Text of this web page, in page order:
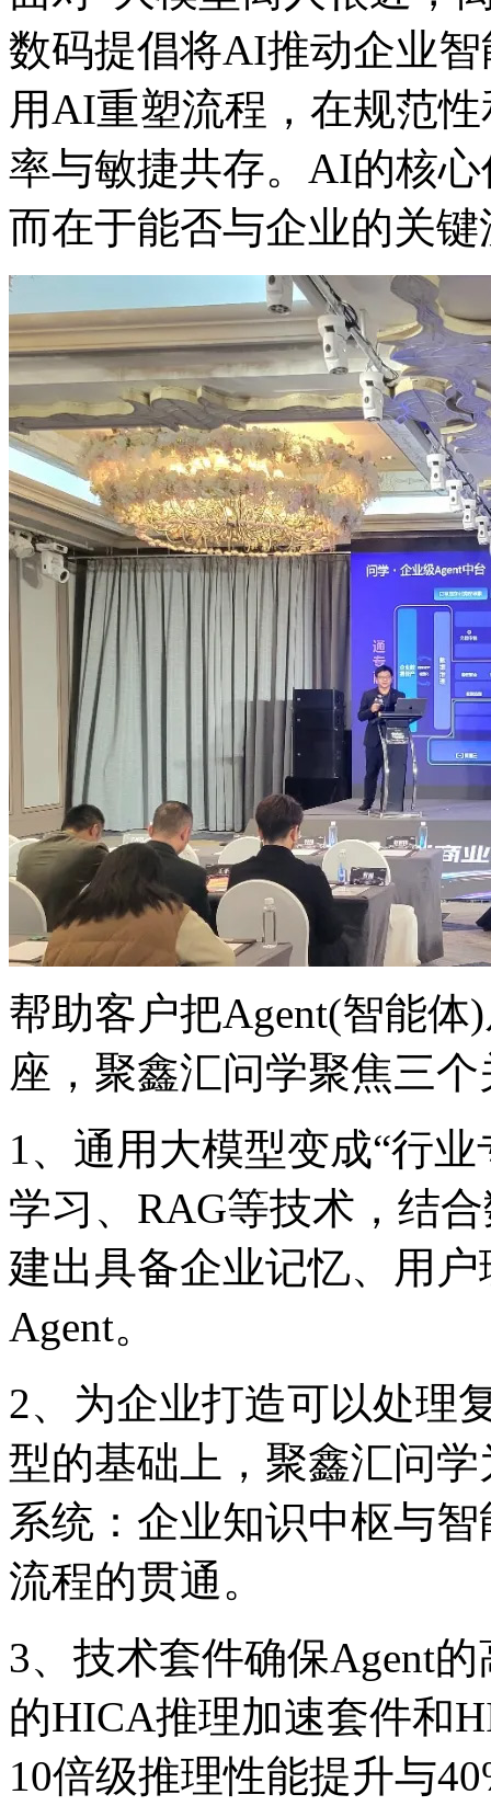
数码提倡将AI推动企业
用AI重塑流程，在规范
率与敏捷共存。AI的核心
而在于能否与企业的关
帮助客户把Agent(智能
座，聚鑫汇问学聚焦三个
1、通用大模型变成“
学习、RAG等技术，结
建出具备企业记忆、
Agent。
2、为企业打造可以处
型的基础上，聚鑫汇
系统：企业知识中枢与
流程的贯通。
3、技术套件确保
的HICA推理加速套件和
10倍级推理性能提升与